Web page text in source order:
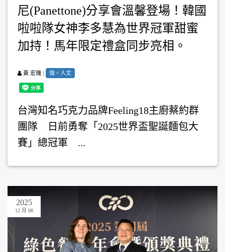
尼(Panettone)分享會溫馨登場！韓國
啦啦隊女神李多慧為世界冠軍甜蜜
加持！馬年限定禮盒同步亮相。
黃 宏璣 | 情。人文
台灣知名巧克力品牌Feeling18主廚蔡約群
團隊 日前勇奪「2025世界盃聖誕麵包大
賽」總冠軍 ...
2025
12 月 08